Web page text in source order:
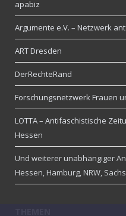
apabiz
Argumente e.V. – Netzwerk
ART Dresden
DerRechteRand
Forschungsnetzwerk Frauen
LOTTA – Antifaschistische
Hessen
Und weiterer unabhängiger
Hessen, Hamburg, NRW,